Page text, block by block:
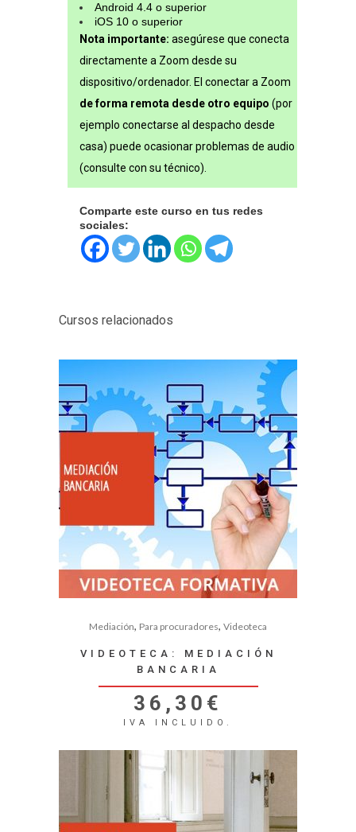
Android 4.4 o superior
iOS 10 o superior
Nota importante: asegúrese que conecta
directamente a Zoom desde su
dispositivo/ordenador. El conectar a Zoom
de forma remota desde otro equipo (por
ejemplo conectarse al despacho desde
casa) puede ocasionar problemas de audio
(consulte con su técnico).
Comparte este curso en tus redes
sociales:
Cursos relacionados
Mediación, Para procuradores, Videoteca
VIDEOTECA: MEDIACIÓN
BANCARIA
36,30 €
IVA INCLUIDO.